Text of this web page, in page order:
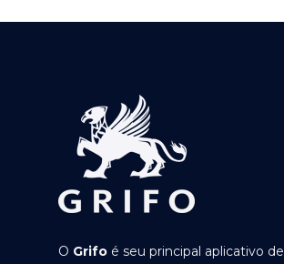
O Grifo é seu principal aplicativo de